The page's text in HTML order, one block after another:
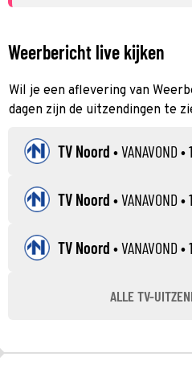
Weerbericht live kijken
Wil je een aflevering van
dagen zijn de uitzendingen te
TV Noord •VANAVOND •
TV Noord •VANAVOND •
TV Noord •VANAVOND •
ALLE TV-